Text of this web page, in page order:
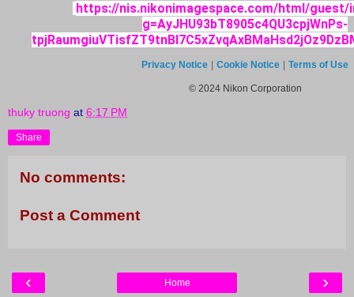
https://nis.nikonimagespace.com/html/guest/
g=AyJHU93bT8905c4QU3cpjWnPs-
Privacy Notice Cookie Notice Terms of Use
© 2024 Nikon Corporation
thuky truong at 6:17 PM
Share
No comments:
Post a Comment
‹ ›
Home